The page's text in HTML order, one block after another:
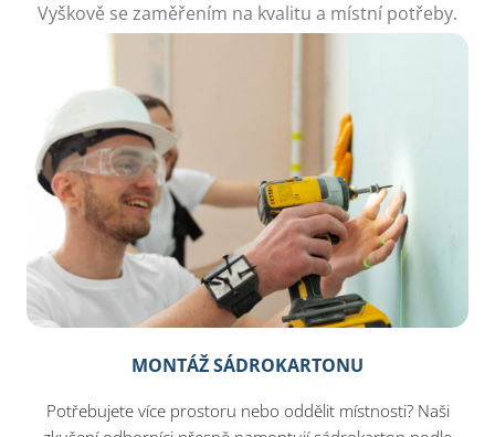
Vyškově se zaměřením na kvalitu a místní potřeby.
Vytvořte si prostor dle svých představ a stylu.
MONTÁŽ SÁDROKARTONU
Potřebujete více prostoru nebo oddělit místnosti? Naši